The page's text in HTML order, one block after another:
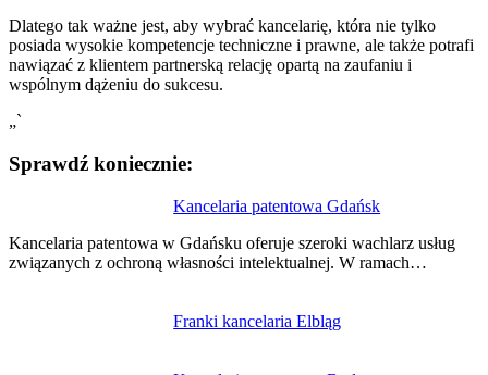
Dlatego tak ważne jest, aby wybrać kancelarię, która nie tylko
posiada wysokie kompetencje techniczne i prawne, ale także potrafi
nawiązać z klientem partnerską relację opartą na zaufaniu i
wspólnym dążeniu do sukcesu.
„`
Sprawdź koniecznie:
Kancelaria patentowa Gdańsk
Kancelaria patentowa w Gdańsku oferuje szeroki wachlarz usług
związanych z ochroną własności intelektualnej. W ramach…
Franki kancelaria Elbląg
wpisu